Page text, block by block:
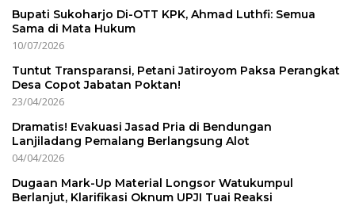
Bupati Sukoharjo Di-OTT KPK, Ahmad Luthfi: Semua
Sama di Mata Hukum
10/07/2026
Tuntut Transparansi, Petani Jatiroyom Paksa Perangkat
Desa Copot Jabatan Poktan!
23/04/2026
Dramatis! Evakuasi Jasad Pria di Bendungan
Lanjiladang Pemalang Berlangsung Alot
04/04/2026
Dugaan Mark-Up Material Longsor Watukumpul
Berlanjut, Klarifikasi Oknum UPJI Tuai Reaksi